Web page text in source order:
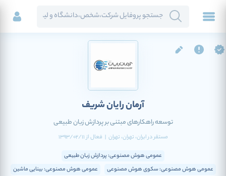
آرمان رایان شریف
توسعه راهکارهای مبتنی بر پردازش زبان طبیعی
مستقر درایران، تهران، تهران | فعالاز1393/02/11
عمومی هوش مصنوعی: پردازش زبان طبیعی
عمومی هوش مصنوعی: سکوی هوش مصنوعی
عمومی هوش مصنوعی: بینایی ماشین